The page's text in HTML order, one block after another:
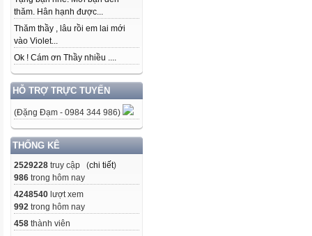
thăm. Hân hạnh được...
Thăm thầy , lâu rồi em lai mới
vào Violet...
Ok ! Cám ơn Thầy nhiều ....
HỖ TRỢ TRỰC TUYẾN
(Đặng Đạm - 0984 344 986)
THỐNG KÊ
2529228 truy cập (chi tiết)
986 trong hôm nay
4248540 lượt xem
992 trong hôm nay
458 thành viên